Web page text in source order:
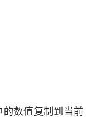
数值复制到当前